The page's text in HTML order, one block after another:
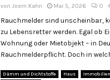
von Joern Kahn Mai 5, 2026 0
Rauchmelder sind unscheinbar,
zu Lebensretter werden. Egal ob
Wohnung oder Mietobjekt – in
Rauchmelderpflicht. Doch in
Dämm und Dichtstoffe Haus Immobilien